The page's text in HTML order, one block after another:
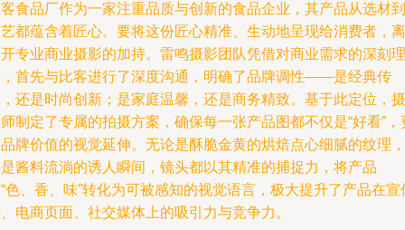
食品厂作为一家注重品质与创新的食品企业，其产品从选材到
都蕴含着匠心。要将这份匠心精准、生动地呈现给消费者，离
专业商业摄影的加持。雷鸣摄影团队凭借对商业需求的深刻理
首先与比客进行了深度沟通，明确了品牌调性——是经典传
还是时尚创新；是家庭温馨，还是商务精致。基于此定位，摄
制定了专属的拍摄方案，确保每一张产品图都不仅是“好看”，
牌价值的视觉延伸。无论是酥脆金黄的烘焙点心细腻的纹理，
酱料流淌的诱人瞬间，镜头都以其精准的捕捉力，将产品
色、香、味”转化为可被感知的视觉语言，极大提升了产品在宣
电商页面、社交媒体上的吸引力与竞争力。